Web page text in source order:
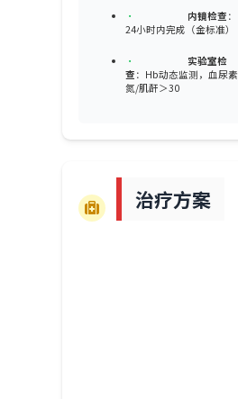
• 内镜检查 ：
24小时内完成（金标准）
•
实验室检
查 ：Hb动态监测，血尿素
氮/肌酐＞30
治疗方案